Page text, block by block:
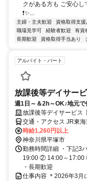
クがある方も ご安心
❗✨...
主婦・主夫歓迎 資格取得支援
職場見学可
経験者歓迎 有資
長期歓迎
資格取得手当あり
アルバイト・パート
放課後等デイサー
週1日～＆2h～OK♪地元で
放課後等デイサービス
交通・アクセス JR東
時給1,260円以上
神奈川県平塚市
勤務時間詳細 ・下記3
19:00 ② 14:00～17:00
・長期歓迎
仕事内容 ＊2026年3月